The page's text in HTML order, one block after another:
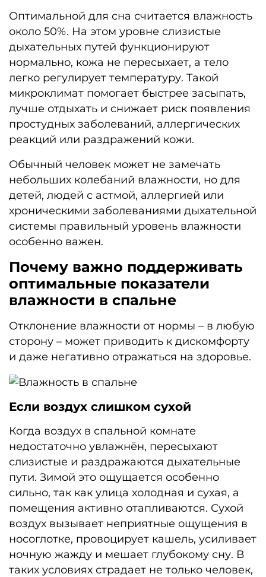
Оптимальной для сна считается влажность
около 50%. На этом уровне слизистые
дыхательных путей функционируют
нормально, кожа не пересыхает, а тело
легко регулирует температуру. Такой
микроклимат помогает быстрее засыпать,
лучше отдыхать и снижает риск появления
простудных заболеваний, аллергических
реакций или раздражений кожи.
Обычный человек может не замечать
небольших колебаний влажности, но для
детей, людей с астмой, аллергией или
хроническими заболеваниями дыхательной
системы правильный уровень влажности
особенно важен.
Почему важно поддерживать
оптимальные показатели
влажности в спальне
Отклонение влажности от нормы – в любую
сторону – может приводить к дискомфорту
и даже негативно отражаться на здоровье.
Если воздух слишком сухой
Когда воздух в спальной комнате
недостаточно увлажнён, пересыхают
слизистые и раздражаются дыхательные
пути. Зимой это ощущается особенно
сильно, так как улица холодная и сухая, а
помещения активно отапливаются. Сухой
воздух вызывает неприятные ощущения в
носоглотке, провоцирует кашель, усиливает
ночную жажду и мешает глубокому сну. В
таких условиях страдает не только человек,